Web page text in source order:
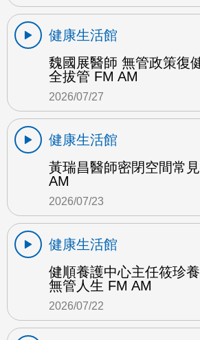
健康生活館
魏國展醫師 無管政策復
全拔管 FM AM
2026/07/27
健康生活館
黃瑞昌醫師密閉空間常
AM
2026/07/23
健康生活館
健順養護中心主任筱珍
無管人生 FM AM
2026/07/22